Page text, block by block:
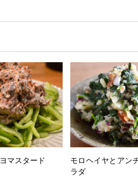
マスタード
モロヘイヤとアン
ラダ